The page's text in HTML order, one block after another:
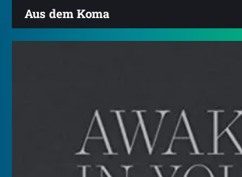
Aus dem Koma